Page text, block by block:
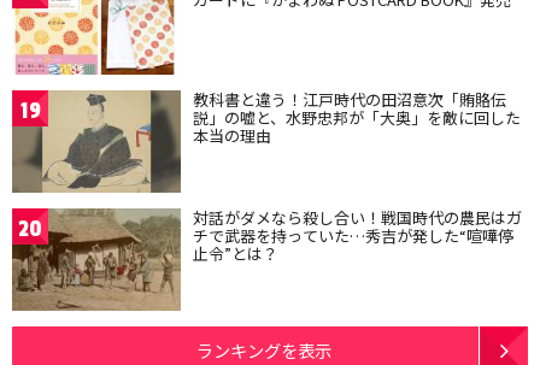
19 教科書と違う！江戸時代の田沼意次「賄賂伝
説」の嘘と、水野忠邦が「大奥」を敵に回した
本当の理由
20 対話がダメなら殺し合い！戦国時代の農民はガ
チで武器を持っていた…秀吉が発した“喧嘩停
止令”とは？
ランキングを表示